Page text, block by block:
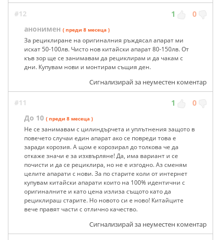
#12 1 0
анонимен ( преди 8 месеца )
За рециклиране на оригиналния ръждясал апарат ми
искат 50-100лв. Чисто нов китайски апарат 80-150лв. От
къв зор ще се занимавам да рециклирам и да чакам с
дни. Купувам нови и монтирам същия ден.
Сигнализирай за неуместен коментар
#11 1 0
До 10 ( преди 8 месеца )
Не се занимавам с цилиндърчета и уплътнения защото в
повечето случаи един апарат ако се повреди това е
заради корозия. А щом е корозирал до толкова че да
откаже значи е за изхвърляне! Да, има вариант и се
почисти и да се рециклира, но не е изгодно. Аз сменям
целите апарати с нови. За по старите коли от интернет
купувам китайски апарати които на 100% идентични с
оригиналните и като цена излиза същото като да
рециклираш старите. Но новото си е ново! Китайците
вече правят части с отлично качество.
Сигнализирай за неуместен коментар